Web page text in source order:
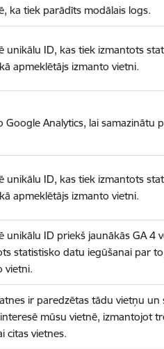
ka tiek parādīts modālais logs.
unikālu ID, kas tiek izmantots
apmeklētājs izmanto vietni.
Google Analytics, lai samazinātu
unikālu ID, kas tiek izmantots
apmeklētājs izmanto vietni.
unikālu ID priekš jaunākās GA 4
statistisko datu iegūšanai par
vietni.
ir paredzētas tādu vietņu
mūsu vietnē, izmantojot
citas vietnes.